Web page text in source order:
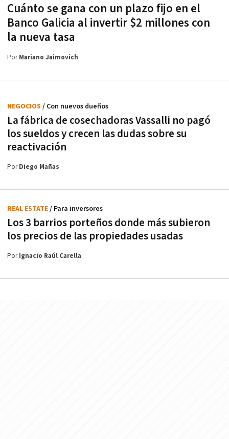
Cuánto se gana con un plazo fijo en el
Banco Galicia al invertir $2 millones con
la nueva tasa
PorMariano Jaimovich
La fábrica de cosechadoras Vassalli no pagó
los sueldos y crecen las dudas sobre su
reactivación
NEGOCIOS / Con nuevos dueños
PorDiego Mañas
Los 3 barrios porteños donde más subieron
los precios de las propiedades usadas
REAL ESTATE/ Para inversores
PorIgnacio Raúl Carella